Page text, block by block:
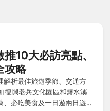
10大必訪亮點、
攻略
解析最佳旅遊季節、交通方
復興老兵文化園區和鹽水溪
必吃美食及一日遊兩日遊行